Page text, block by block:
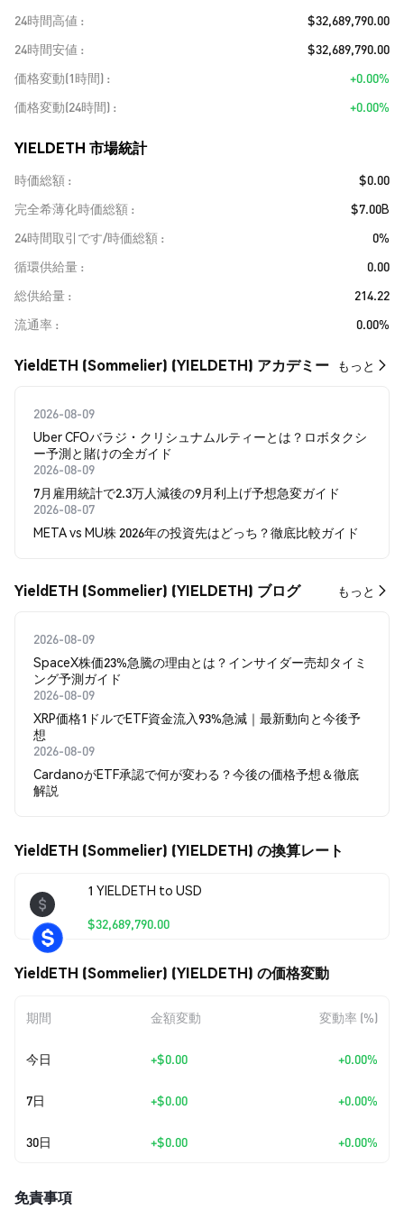
24時間高値
$32,689,790.00
24時間安値
$32,689,790.00
価格変動(1時間)
+0.00%
価格変動(24時間)
+0.00%
YIELDETH 市場統計
時価総額
$0.00
完全希薄化時価総額
$7.00B
24時間取引です/時価総額
0%
循環供給量
0.00
総供給量
214.22
流通率
0.00%
YieldETH (Sommelier) (YIELDETH) アカデミー もっと
2026-08-09
Uber CFOバラジ・クリシュナムルティーとは？ロボタクシ
ー予測と賭けの全ガイド
2026-08-09
7月雇用統計で2.3万人減後の9月利上げ予想急変ガイド
2026-08-07
META vs MU株 2026年の投資先はどっち？徹底比較ガイド
YieldETH (Sommelier) (YIELDETH) ブログ もっと
2026-08-09
SpaceX株価23%急騰の理由とは？インサイダー売却タイミ
ング予測ガイド
2026-08-09
XRP価格1ドルでETF資金流入93%急減｜最新動向と今後予
想
2026-08-09
CardanoがETF承認で何が変わる？今後の価格予想＆徹底
解説
YieldETH (Sommelier) (YIELDETH) の換算レート
1 YIELDETH to USD
$32,689,790.00
YieldETH (Sommelier) (YIELDETH) の価格変動
期間 金額変動 変動率 (%)
今日 +$0.00 +0.00%
7日 +$0.00 +0.00%
30日 +$0.00 +0.00%
免責事項